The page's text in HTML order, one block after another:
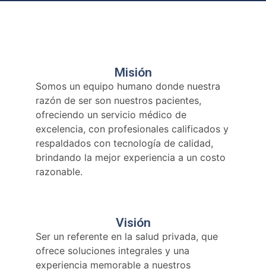
Misión
Somos un equipo humano donde nuestra
razón de ser son nuestros pacientes,
ofreciendo un servicio médico de
excelencia, con profesionales calificados y
respaldados con tecnología de calidad,
brindando la mejor experiencia a un costo
razonable.
Visión
Ser un referente en la salud privada, que
ofrece soluciones integrales y una
experiencia memorable a nuestros